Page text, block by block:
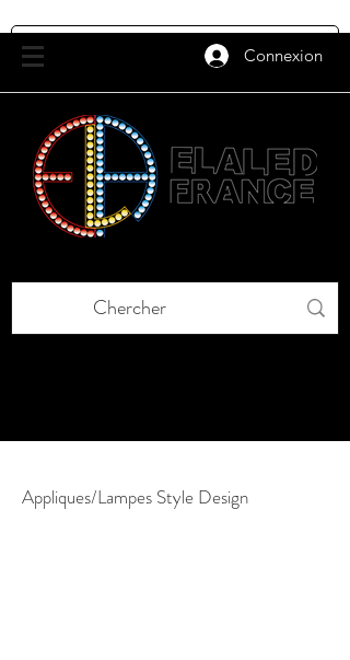
Connexion
Appliques/Lampes Style Design